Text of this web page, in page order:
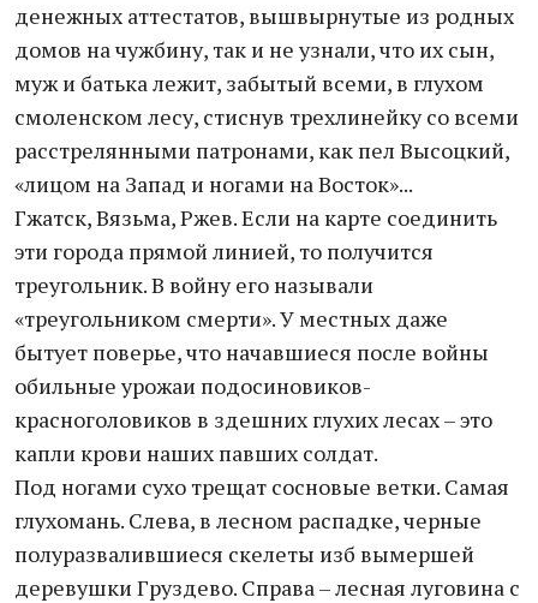
денежных аттестатов, вышвырнутые из родных
домов на чужбину, так и не узнали, что их сын,
муж и батька лежит, забытый всеми, в глухом
смоленском лесу, стиснув трехлинейку со всеми
расстрелянными патронами, как пел Высоцкий,
«лицом на Запад и ногами на Восток»...
Гжатск, Вязьма, Ржев. Если на карте соединить
эти города прямой линией, то получится
треугольник. В войну его называли
«треугольником смерти». У местных даже
бытует поверье, что начавшиеся после войны
обильные урожаи подосиновиков-
красноголовиков в здешних глухих лесах – это
капли крови наших павших солдат.
Под ногами сухо трещат сосновые ветки. Самая
глухомань. Слева, в лесном распадке, черные
полуразвалившиеся скелеты изб вымершей
деревушки Груздево. Справа – лесная луговина с